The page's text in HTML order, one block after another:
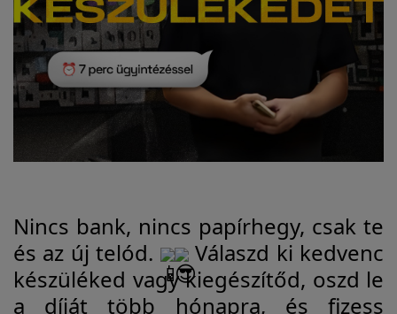
Nincs bank, nincs papírhegy, csak te
és az új telód.
Válaszd ki kedvenc
készüléked vagy kiegészítőd, oszd le
a díját több hónapra, és fizess